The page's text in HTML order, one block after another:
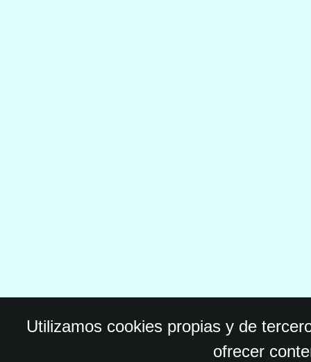
Utilizamos cookies propias y de
ofrecer